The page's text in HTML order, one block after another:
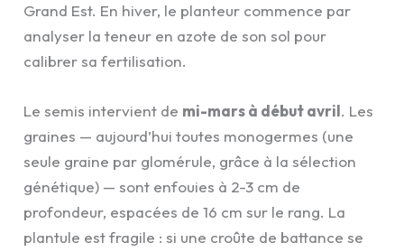
Grand Est. En hiver, le planteur commence par
analyser la teneur en azote de son sol pour
calibrer sa fertilisation.
Le semis intervient de mi-mars à début avril. Les
graines — aujourd’hui toutes monogermes (une
seule graine par glomérule, grâce à la sélection
génétique) — sont enfouies à 2-3 cm de
profondeur, espacées de 16 cm sur le rang. La
plantule est fragile : si une croûte de battance se